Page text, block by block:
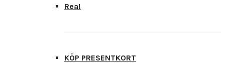
Rea!
KÖP PRESENTKORT